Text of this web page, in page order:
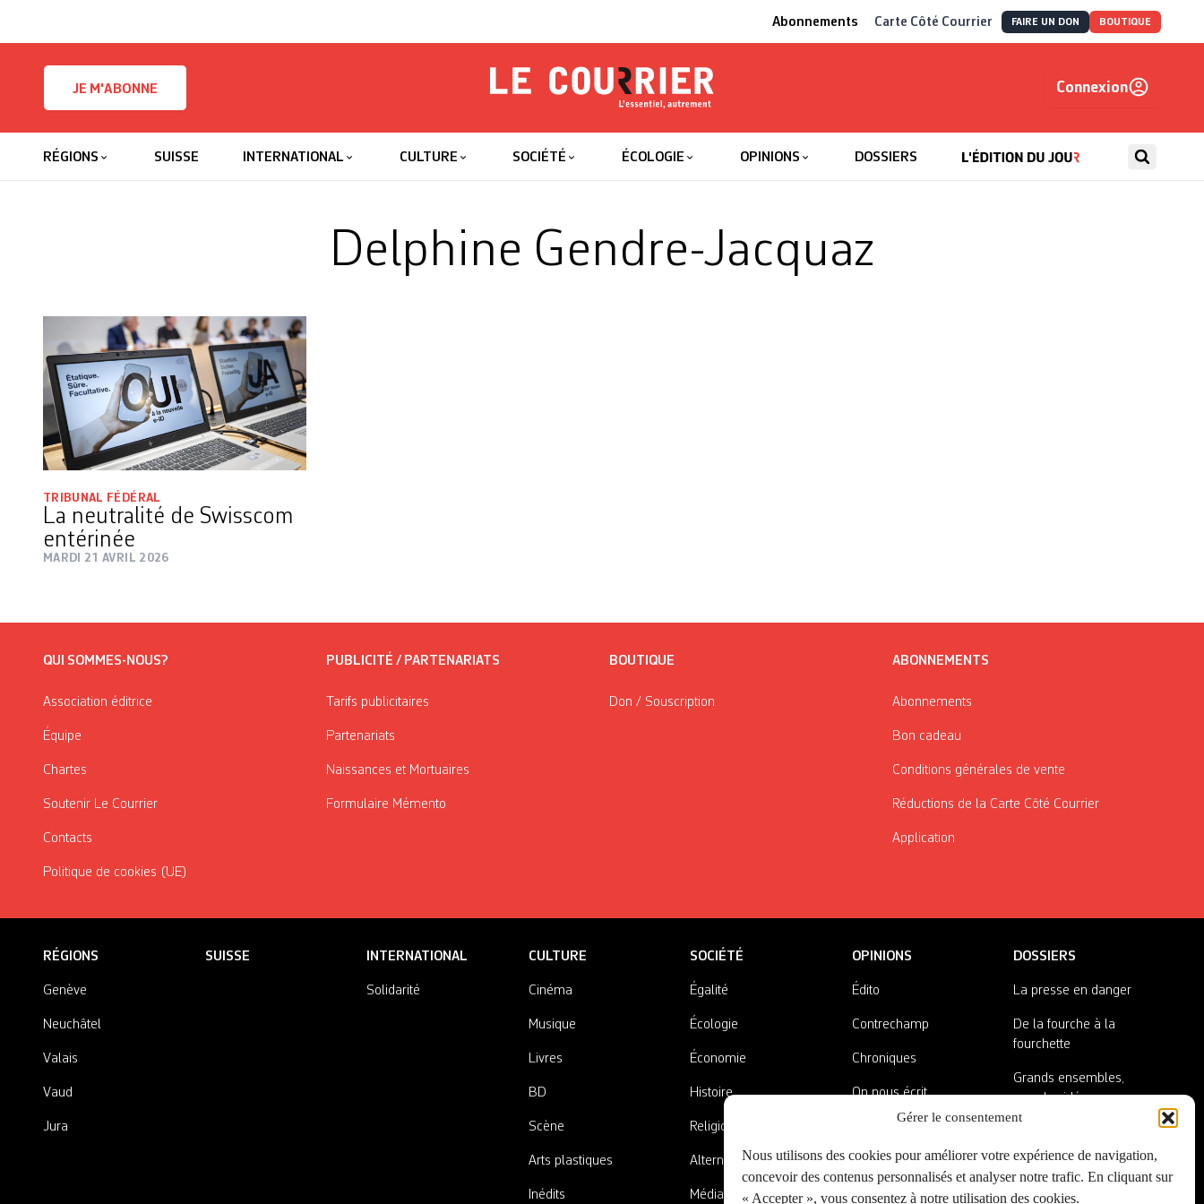
Gérer le consentement
Nous utilisons des cookies pour améliorer votre expérience de navigation,
concevoir des contenus personnalisés et analyser notre trafic. En cliquant sur
« Accepter », vous consentez à notre utilisation des cookies.
Abonnements Carte Côté Courrier FAIRE UN DON BOUTIQUE
JE M'ABONNE
Le Courrier
Connexion
RÉGIONS SUISSE INTERNATIONAL CULTURE SOCIÉTÉ ÉCOLOGIE OPINIONS DOSSIERS
Delphine Gendre-Jacquaz
TRIBUNAL FÉDÉRAL
La neutralité de Swisscom
entérinée
MARDI 21 AVRIL 2026
QUI SOMMES-NOUS?
Association éditrice
Équipe
Chartes
Soutenir Le Courrier
Contacts
Politique de cookies (UE)
PUBLICITÉ / PARTENARIATS
Tarifs publicitaires
Partenariats
Naissances et Mortuaires
Formulaire Mémento
BOUTIQUE
Don / Souscription
ABONNEMENTS
Abonnements
Bon cadeau
Conditions générales de vente
Réductions de la Carte Côté Courrier
Application
RÉGIONS
Genève
Neuchâtel
Valais
Vaud
Jura
SUISSE INTERNATIONAL
Solidarité
CULTURE
Cinéma
Musique
Livres
BD
Scène
Arts plastiques
Inédits
SOCIÉTÉ
Égalité
Écologie
Économie
Histoire
Religions
Alternatives
Médias
OPINIONS
Édito
Contrechamp
Chroniques
On nous écrit
A côté de la plaque
DOSSIERS
La presse en danger
De la fourche à la
fourchette
Grands ensembles,
grandes idées